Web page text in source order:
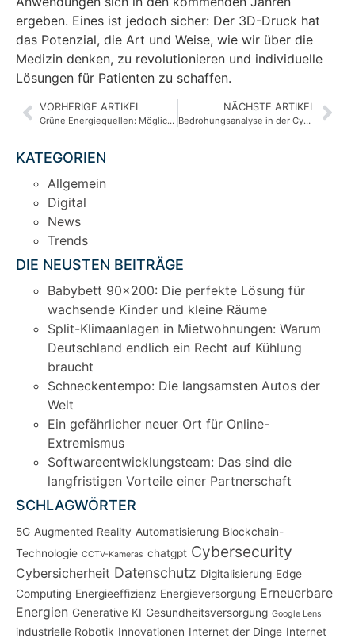
ergeben. Eines ist jedoch sicher: Der 3D-Druck hat
das Potenzial, die Art und Weise, wie wir über die
Medizin denken, zu revolutionieren und individuelle
Lösungen für Patienten zu schaffen.
VORHERIGE ARTIKEL
Grüne Energiequellen: Möglichkeiten für eine nachhaltige Zukunft
NÄCHSTE ARTIKEL
Bedrohungsanalyse in der Cybersecurity: Strategien zur Risikominderung
KATEGORIEN
Allgemein
Digital
News
Trends
DIE NEUSTEN BEITRÄGE
Babybett 90×200: Die perfekte Lösung für
wachsende Kinder und kleine Räume
Split-Klimaanlagen in Mietwohnungen: Warum
Deutschland endlich ein Recht auf Kühlung
braucht
Schneckentempo: Die langsamsten Autos der
Welt
Ein gefährlicher neuer Ort für Online-
Extremismus
Softwareentwicklungsteam: Das sind die
langfristigen Vorteile einer Partnerschaft
SCHLAGWÖRTER
5G Augmented Reality Automatisierung Blockchain-
Technologie CCTV-Kameras chatgpt Cybersecurity
Cybersicherheit Datenschutz Digitalisierung Edge
Computing Energieeffizienz Energieversorgung Erneuerbare
Energien Generative KI Gesundheitsversorgung Google Lens
industrielle Robotik Innovationen Internet der Dinge Internet